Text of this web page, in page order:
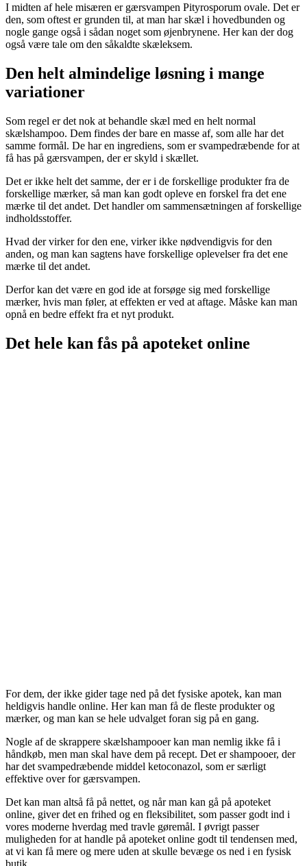
I midten af hele misæren er gærsvampen Pityrosporum ovale. Det er
den, som oftest er grunden til, at man har skæl i hovedbunden og
nogle gange også i sådan noget som øjenbrynene. Her kan der dog
også være tale om den såkaldte skæleksem.
Den helt almindelige løsning i mange
variationer
Som regel er det nok at behandle skæl med en helt normal
skælshampoo. Dem findes der bare en masse af, som alle har det
samme formål. De har en ingrediens, som er svampedræbende for at
få has på gærsvampen, der er skyld i skællet.
Det er ikke helt det samme, der er i de forskellige produkter fra de
forskellige mærker, så man kan godt opleve en forskel fra det ene
mærke til det andet. Det handler om sammensætningen af forskellige
indholdsstoffer.
Hvad der virker for den ene, virker ikke nødvendigvis for den
anden, og man kan sagtens have forskellige oplevelser fra det ene
mærke til det andet.
Derfor kan det være en god ide at forsøge sig med forskellige
mærker, hvis man føler, at effekten er ved at aftage. Måske kan man
opnå en bedre effekt fra et nyt produkt.
Det hele kan fås på apoteket online
For dem, der ikke gider tage ned på det fysiske apotek, kan man
heldigvis handle online. Her kan man få de fleste produkter og
mærker, og man kan se hele udvalget foran sig på en gang.
Nogle af de skrappere skælshampooer kan man nemlig ikke få i
håndkøb, men man skal have dem på recept. Det er shampooer, der
har det svampedræbende middel ketoconazol, som er særligt
effektive over for gærsvampen.
Det kan man altså få på nettet, og når man kan gå på apoteket
online, giver det en frihed og en fleksibilitet, som passer godt ind i
vores moderne hverdag med travle gøremål. I øvrigt passer
muligheden for at handle på apoteket online godt til tendensen med,
at vi kan få mere og mere uden at skulle bevæge os ned i en fysisk